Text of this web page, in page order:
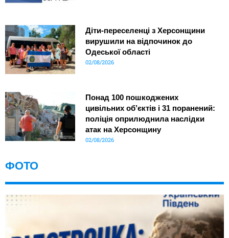
Діти-переселенці з Херсонщини
вирушили на відпочинок до
Одеської області
02/08/2026
Понад 100 пошкоджених
цивільних об’єктів і 31 поранений:
поліція оприлюднила наслідки
атак на Херсонщину
02/08/2026
ФОТО